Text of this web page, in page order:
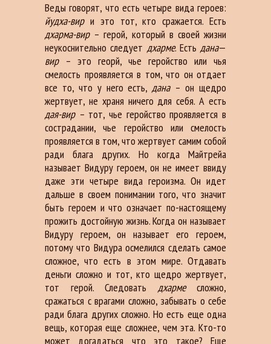
Веды говорят, что есть четыре вида героев:
йудха-вири это тот, кто сражается. Есть
дхарма-вир– герой, который в своей жизни
неукоснительно следует дхарме. Есть дана—
вир– это георй, чье геройство или чья
смелость проявляется в том, что он отдает
все то, что у него есть,дана– он щедро
жертвует, не храня ничего для себя. А есть
дая-вир– тот, чье геройство проявляется в
сострадании, чье геройство или смелость
проявляется в том, что жертвует самим собой
ради блага других. Но когда Майтрейа
называет Видуру героем, он не имеет ввиду
даже эти четыре вида героизма. Он идет
дальше в своем понимании того, что значит
быть героем и что означает по-настоящему
прожить достойную жизнь. Когда он называет
Видуру героем, он называет его героем,
потому что Видура осмелился сделать самое
сложное, что есть в этом мире. Отдавать
деньги сложно и тот, кто щедро жертвует,
тот герой. Следовать дхармесложно,
сражаться с врагами сложно, забывать о себе
ради блага других сложно. Но есть еще одна
вещь, которая еще сложнее, чем эта. Кто-то
может догадаться что это такое? Еще